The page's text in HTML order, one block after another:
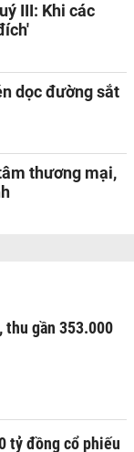
III: Khi các
dọc đường sắt
thương mại,
thu gần 353.000
tỷ đồng cổ phiếu